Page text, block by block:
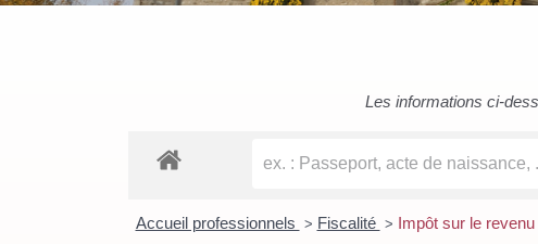
Les informations ci-
Accueil professionnels > Fiscalité > Impôt sur le revenu